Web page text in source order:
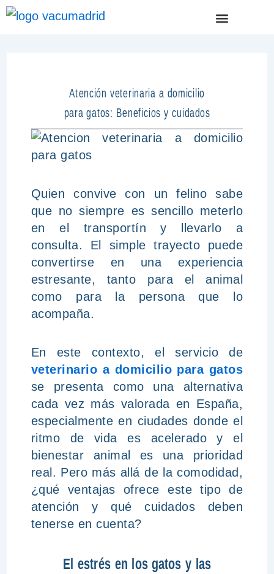
Ir
Menu
Atención veterinaria a domicilio
para gatos: Beneficios y cuidados
Quien convive con un felino sabe
que no siempre es sencillo meterlo
en el transportín y llevarlo a
consulta. El simple trayecto puede
convertirse en una experiencia
estresante, tanto para el animal
como para la persona que lo
acompaña.
En este contexto, el servicio de
veterinario a domicilio para gatos
se presenta como una alternativa
cada vez más valorada en España,
especialmente en ciudades donde el
ritmo de vida es acelerado y el
bienestar animal es una prioridad
real. Pero más allá de la comodidad,
¿qué ventajas ofrece este tipo de
atención y qué cuidados deben
tenerse en cuenta?
El estrés en los gatos y las